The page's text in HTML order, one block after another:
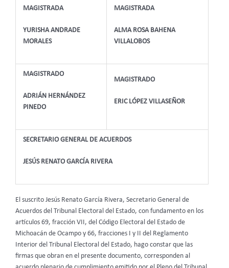
MAGISTRADA
YURISHA ANDRADE
MORALES
MAGISTRADA
ALMA ROSA BAHENA
VILLALOBOS
MAGISTRADO
ADRIÁN HERNÁNDEZ
PINEDO
MAGISTRADO
ERIC LÓPEZ VILLASEÑOR
SECRETARIO GENERAL DE ACUERDOS
JESÚS RENATO GARCÍA RIVERA
El suscrito Jesús Renato García Rivera, Secretario General de
Acuerdos del Tribunal Electoral del Estado, con fundamento en los
artículos 69, fracción VII, del Código Electoral del Estado de
Michoacán de Ocampo y 66, fracciones I y II del Reglamento
Interior del Tribunal Electoral del Estado, hago constar que las
firmas que obran en el presente documento, corresponden al